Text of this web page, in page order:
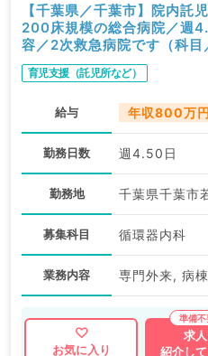
【千葉県／千葉市】院内
200床規模の総合病院／週
容／2次救急病院です（科目
育児支援（託児所など）
給与 年収800万
勤務日数 週4.50日
勤務地 千葉県千葉市
募集科目 循環器内科
業務内容 専門外来, 病
お気に入り
求
紹介し